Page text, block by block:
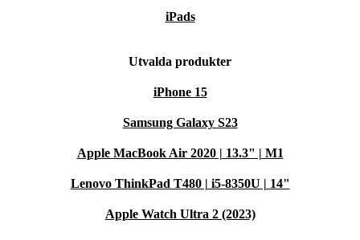
iPads
Utvalda produkter
iPhone 15
Samsung Galaxy S23
Apple MacBook Air 2020 | 13.3" | M1
Lenovo ThinkPad T480 | i5-8350U | 14"
Apple Watch Ultra 2 (2023)